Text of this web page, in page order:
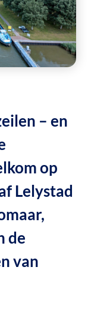
– en
op
Lelystad
de
van